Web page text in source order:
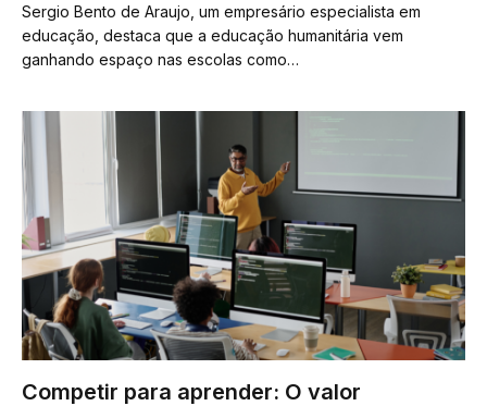
Sergio Bento de Araujo, um empresário especialista em
educação, destaca que a educação humanitária vem
ganhando espaço nas escolas como…
Competir para aprender: O valor